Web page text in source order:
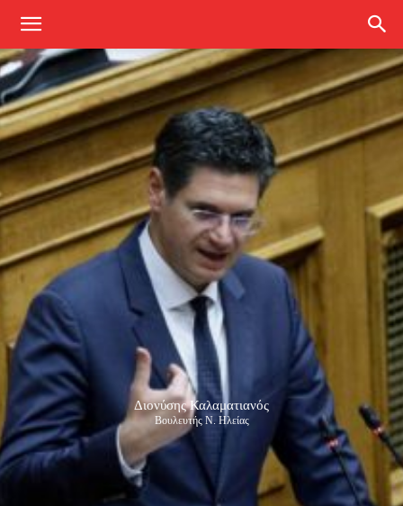
Διονύσης Καλαματιανός
Βουλευτής Ν. Ηλείας